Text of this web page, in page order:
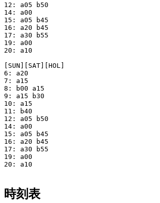
12: a05 b50
14: a00
15: a05 b45
16: a20 b45
17: a30 b55
19: a00
20: a10
[SUN][SAT][HOL]
6: a20
7: a15
8: b00 a15
9: a15 b30
10: a15
11: b40
12: a05 b50
14: a00
15: a05 b45
16: a20 b45
17: a30 b55
19: a00
20: a10
時刻表